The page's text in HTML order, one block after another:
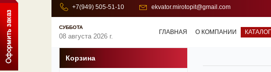
+7(949) 505-51-10 ekvator.mirotopit@gmail.com
СУББОТА
08 августа 2026 г.
ГЛАВНАЯ О КОМПАНИИ
Корзина